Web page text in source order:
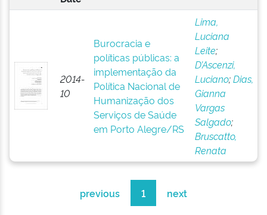
2014-
10
Burocracia e
políticas públicas: a
implementação da
Política Nacional de
Humanização dos
Serviços de Saúde
em Porto Alegre/RS
Lima,
Luciana
Leite;
D’Ascenzi,
Luciano;Dias,
Gianna
Vargas
Salgado;
Bruscatto,
Renata
previous 1 next